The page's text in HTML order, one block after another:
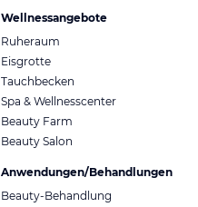
Wellnessangebote
Ruheraum
Eisgrotte
Tauchbecken
Spa & Wellnesscenter
Beauty Farm
Beauty Salon
Anwendungen/Behandlungen
Beauty-Behandlung